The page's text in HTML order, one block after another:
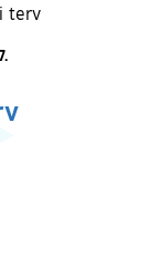
terv